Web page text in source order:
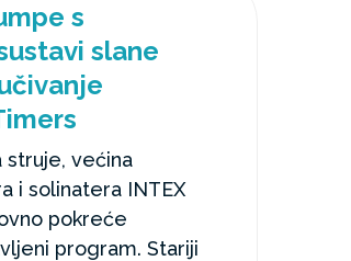
s
slane
struje, većina
i solinatera INTEX
pokreće
program. Stariji